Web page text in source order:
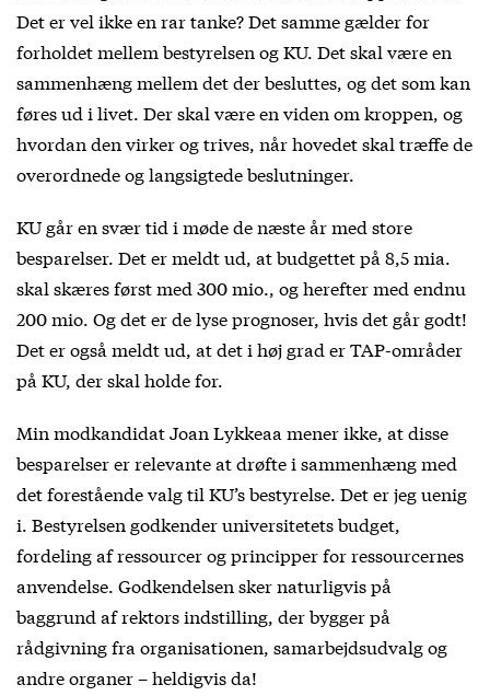
Det er vel ikke en rar tanke? Det samme gælder for
forholdet mellem bestyrelsen og KU. Det skal være en
sammenhæng mellem det der besluttes, og det som kan
føres ud i livet. Der skal være en viden om kroppen, og
hvordan den virker og trives, når hovedet skal træffe de
overordnede og langsigtede beslutninger.
KU går en svær tid i møde de næste år med store
besparelser. Det er meldt ud, at budgettet på 8,5 mia.
skal skæres først med 300 mio., og herefter med endnu
200 mio. Og det er de lyse prognoser, hvis det går godt!
Det er også meldt ud, at det i høj grad er TAP-områder
på KU, der skal holde for.
Min modkandidat Joan Lykkeaa mener ikke, at disse
besparelser er relevante at drøfte i sammenhæng med
det forestående valg til KU’s bestyrelse. Det er jeg uenig
i. Bestyrelsen godkender universitetets budget,
fordeling af ressourcer og principper for ressourcernes
anvendelse. Godkendelsen sker naturligvis på
baggrund af rektors indstilling, der bygger på
rådgivning fra organisationen, samarbejdsudvalg og
andre organer – heldigvis da!